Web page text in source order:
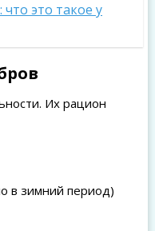
это такое у
Их рацион
в зимний период)